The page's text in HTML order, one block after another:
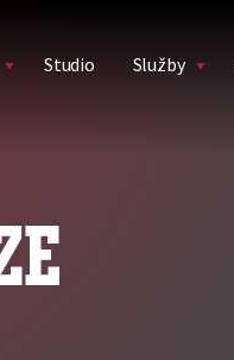
Studio Služby